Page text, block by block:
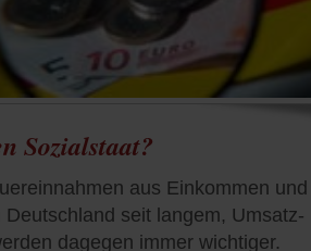
Sozialstaat?
aus Einkommen und
seit langem, Umsatz-
dagegen immer wichtiger.